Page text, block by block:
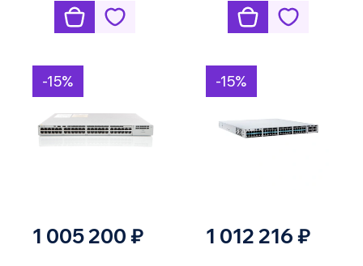
-15%
1 005 200 ₽
-15%
1 012 216 ₽